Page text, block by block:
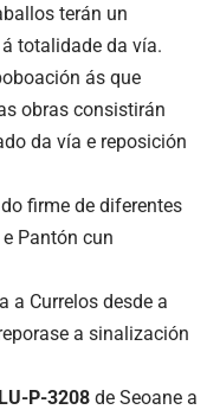
terán un
totalidade da vía.
ás que
obras consistirán
da vía e reposición
firme de diferentes
Pantón cun
a Currelos desde a
a sinalización
LU-P-3208 de Seoane a